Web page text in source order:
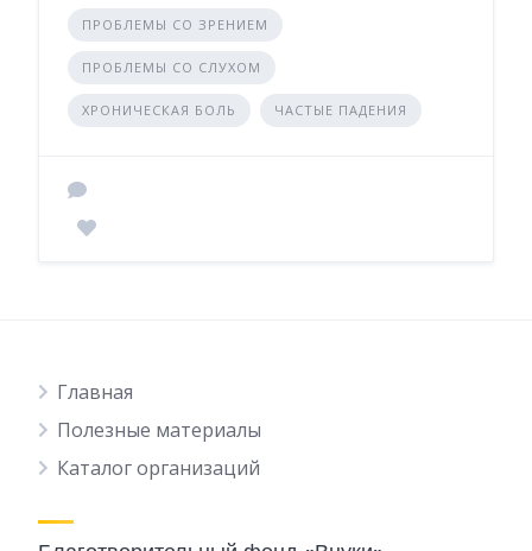
ПРОБЛЕМЫ СО ЗРЕНИЕМ
ПРОБЛЕМЫ СО СЛУХОМ
ХРОНИЧЕСКАЯ БОЛЬ ЧАСТЫЕ ПАДЕНИЯ
Главная
Полезные материалы
Каталог организаций